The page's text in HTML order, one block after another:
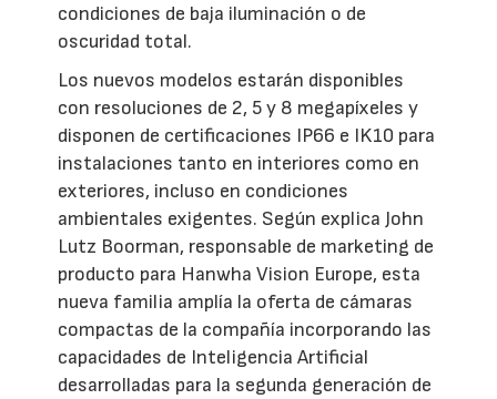
condiciones de baja iluminación o de
oscuridad total.
Los nuevos modelos estarán disponibles
con resoluciones de 2, 5 y 8 megapíxeles y
disponen de certificaciones IP66 e IK10 para
instalaciones tanto en interiores como en
exteriores, incluso en condiciones
ambientales exigentes. Según explica John
Lutz Boorman, responsable de marketing de
producto para Hanwha Vision Europe, esta
nueva familia amplía la oferta de cámaras
compactas de la compañía incorporando las
capacidades de Inteligencia Artificial
desarrolladas para la segunda generación de